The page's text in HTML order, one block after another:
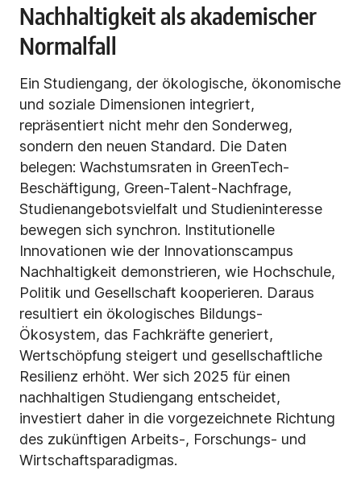
Nachhaltigkeit als akademischer
Normalfall
Ein Studiengang, der ökologische, ökonomische
und soziale Dimensionen integriert,
repräsentiert nicht mehr den Sonderweg,
sondern den neuen Standard. Die Daten
belegen: Wachstumsraten in GreenTech-
Beschäftigung, Green-Talent-Nachfrage,
Studienangebotsvielfalt und Studieninteresse
bewegen sich synchron. Institutionelle
Innovationen wie der Innovationscampus
Nachhaltigkeit demonstrieren, wie Hochschule,
Politik und Gesellschaft kooperieren. Daraus
resultiert ein ökologisches Bildungs-
Ökosystem, das Fachkräfte generiert,
Wertschöpfung steigert und gesellschaftliche
Resilienz erhöht. Wer sich 2025 für einen
nachhaltigen Studiengang entscheidet,
investiert daher in die vorgezeichnete Richtung
des zukünftigen Arbeits-, Forschungs- und
Wirtschaftsparadigmas.